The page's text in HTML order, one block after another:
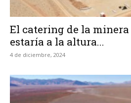
El catering de la
estaría a la altura...
4 de diciembre, 2024